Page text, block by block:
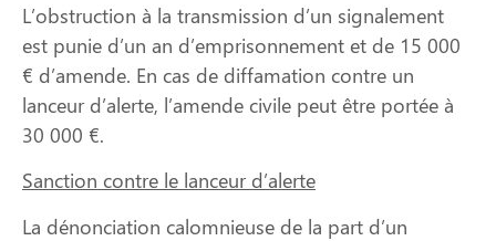
L’obstruction à la transmission d’un signalement
est punie d’un an d’emprisonnement et de 15 000
€ d’amende. En cas de diffamation contre un
lanceur d’alerte, l’amende civile peut être portée à
30 000 €.
Sanction contre le lanceur d’alerte
La dénonciation calomnieuse de la part d’un